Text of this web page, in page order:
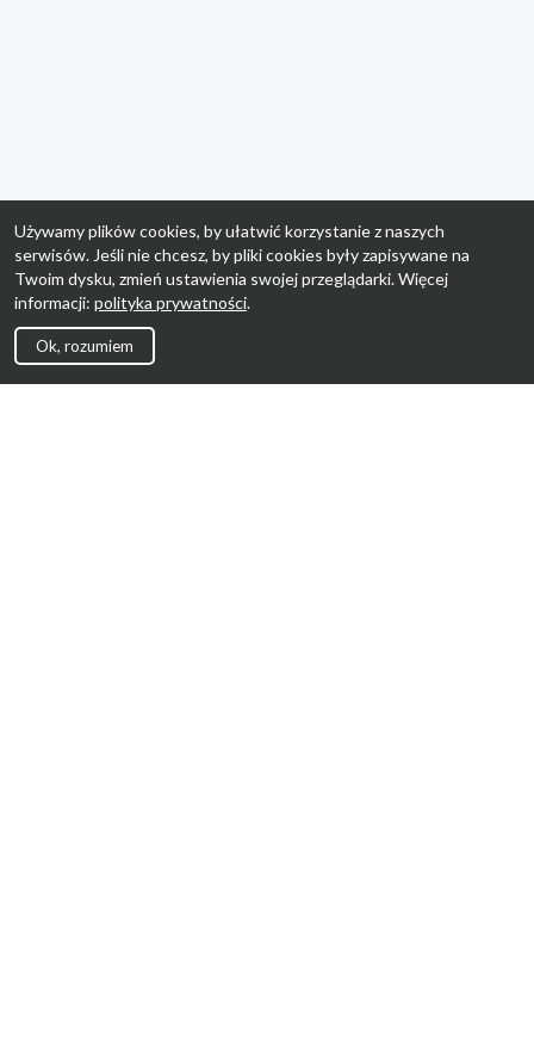
Używamy plików cookies, by ułatwić korzystanie z naszych
serwisów. Jeśli nie chcesz, by pliki cookies były zapisywane na
Twoim dysku, zmień ustawienia swojej przeglądarki. Więcej
informacji: polityka prywatności.
Ok, rozumiem